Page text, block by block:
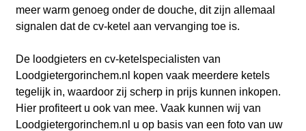
meer warm genoeg onder de douche, dit zijn allemaal
signalen dat de cv-ketel aan vervanging toe is.
De loodgieters en cv-ketelspecialisten van
Loodgietergorinchem.nl kopen vaak meerdere ketels
tegelijk in, waardoor zij scherp in prijs kunnen inkopen.
Hier profiteert u ook van mee. Vaak kunnen wij van
Loodgietergorinchem.nl u op basis van een foto van uw